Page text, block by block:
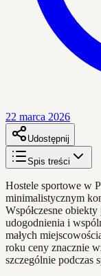
22 marca 2026
Udostępnij
Spis treści
Hostele sportowe w
minimalistycznym
Współczesne
udogodnienia i
małych
roku ceny znacznie
szczególnie podczas